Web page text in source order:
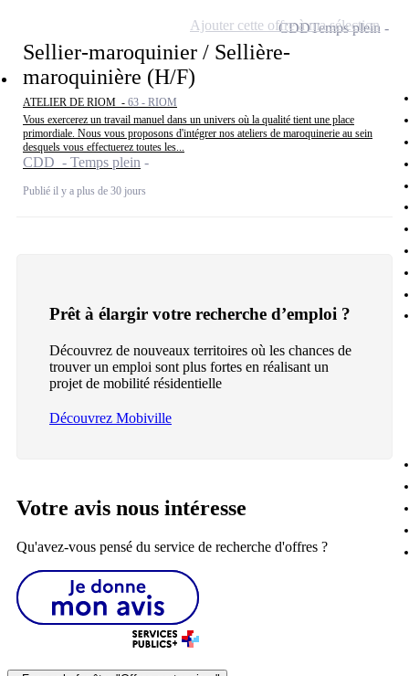
Sellier-maroquinier / Sellière-
maroquinière (H/F)
ATELIER DE RIOM - 63 - RIOM
Vous exercerez un travail manuel dans un univers où la qualité tient une place
primordiale. Nous vous proposons d'intégrer nos ateliers de maroquinerie au sein
desquels vous effectuerez toutes les...
CDD - Temps plein
Publié il y a plus de 30 jours
CDDTemps plein
Ajouter cette offre à ma sélection
Prêt à élargir votre recherche d’emploi ?
Découvrez de nouveaux territoires où les chances de
trouver un emploi sont plus fortes en réalisant un
projet de mobilité résidentielle
Découvrez Mobiville
Votre avis nous intéresse
Qu'avez-vous pensé du service de recherche d'offres ?